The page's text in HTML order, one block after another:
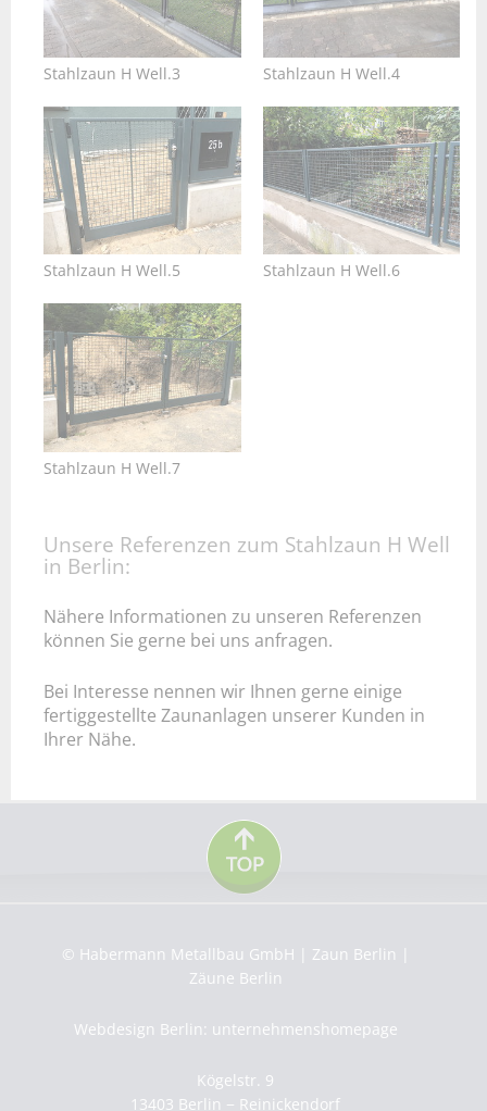
Stahlzaun H Well.3 Stahlzaun H Well.4
Stahlzaun H Well.5 Stahlzaun H Well.6
Stahlzaun H Well.7
Unsere Referenzen zum Stahlzaun H Well
in Berlin:
Nähere Informationen zu unseren Referenzen
können Sie gerne bei uns anfragen.
Bei Interesse nennen wir Ihnen gerne einige
fertiggestellte Zaunanlagen unserer Kunden in
Ihrer Nähe.
© Habermann Metallbau GmbH | Zaun Berlin |
Zäune Berlin
Webdesign Berlin: unternehmenshomepage
Kögelstr. 9
13403 Berlin − Reinickendorf